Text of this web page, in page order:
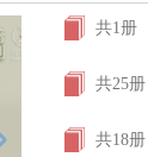
共1册
共25册
共18册